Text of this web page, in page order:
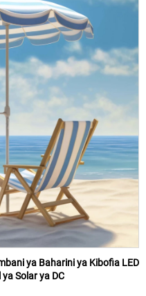
ya Baharini ya Kibofia LED
Solar ya DC